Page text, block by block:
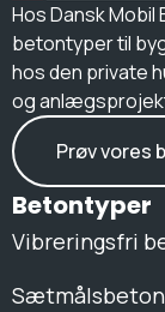
Hos Dansk
betontyper til
hos den private
og
Prøv vores
Betontyper
Vibreringsfri
Sætmålsbeton